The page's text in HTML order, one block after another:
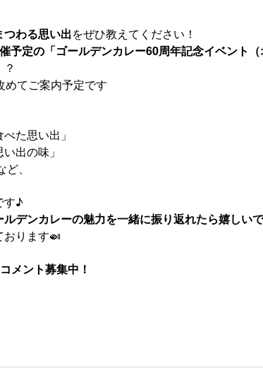
わる思い出をぜひ教えてください！
予定の「ゴールデンカレー60周年記念イベント
めてご案内予定です
た思い出」
出の味」
、
す♪
デンカレーの魅力を一緒に振り返れたら嬉しい
ります🍛
メント募集中！